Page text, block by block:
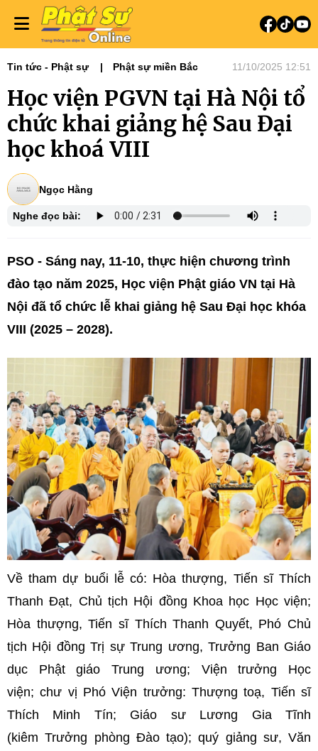
Tin tức - Phật sự Phật sự miền Bắc 11/10/2025 12:51
Học viện PGVN tại Hà Nội tổ
chức khai giảng hệ Sau Đại
học khoá VIII
Ngọc Hằng
Nghe đọc bài:
PSO - Sáng nay, 11-10, thực hiện chương trình
đào tạo năm 2025, Học viện Phật giáo VN tại Hà
Nội đã tổ chức lễ khai giảng hệ Sau Đại học khóa
VIII (2025 – 2028).
Về tham dự buổi lễ có: Hòa thượng, Tiến sĩ Thích
Thanh Đạt, Chủ tịch Hội đồng Khoa học Học viện;
Hòa thượng, Tiến sĩ Thích Thanh Quyết, Phó Chủ
tịch Hội đồng Trị sự Trung ương, Trưởng Ban Giáo
dục Phật giáo Trung ương; Viện trưởng Học
viện; chư vị Phó Viện trưởng: Thượng toạ, Tiến sĩ
Thích Minh Tín; Giáo sư Lương Gia Tĩnh
(kiêm Trưởng phòng Đào tạo); quý giảng sư, Văn